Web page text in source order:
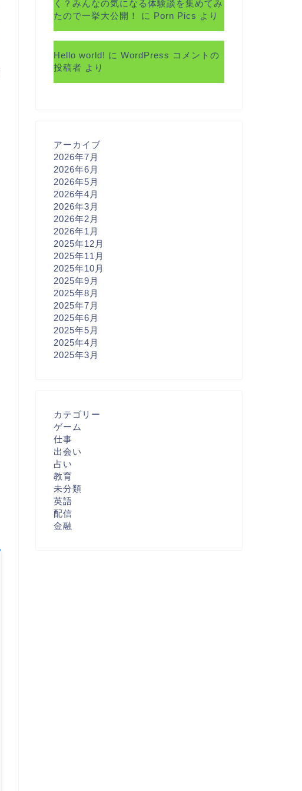
く？みんなの気になる体験談を集めてみ
たので一挙大公開！
に Porn Pics より
Hello world! に WordPress コメントの
投稿者 より
アーカイブ
2026年7月
2026年6月
2026年5月
2026年4月
2026年3月
2026年2月
2026年1月
2025年12月
2025年11月
2025年10月
2025年9月
2025年8月
2025年7月
2025年6月
2025年5月
2025年4月
2025年3月
カテゴリー
ゲーム
仕事
出会い
占い
教育
未分類
英語
配信
金融